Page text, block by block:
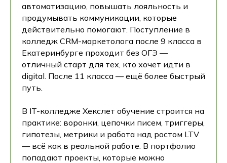
автоматизацию, повышать лояльность и
продумывать коммуникации, которые
действительно помогают. Поступление в
колледж CRM-маркетолога после 9 класса в
Екатеринбурге проходит без ОГЭ —
отличный старт для тех, кто хочет идти в
digital. После 11 класса — ещё более быстрый
путь.
В IT-колледже Хекслет обучение строится на
практике: воронки, цепочки писем, триггеры,
гипотезы, метрики и работа над ростом LTV
— всё как в реальной работе. В портфолио
попадают проекты, которые можно